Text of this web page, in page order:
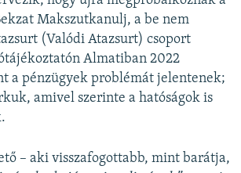
Makszutkanulj, a be nem
(Valódi Atazsurt) csoport
Almatiban 2022
a pénzügyek problémát jelentenek;
amivel szerinte a hatóságok is
– aki visszafogottabb, mint barátja,